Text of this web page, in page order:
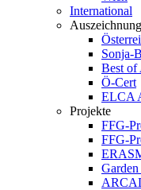
International
Sonja-
Best of
Ö-Cert
ELCA
Projekte
FFG-
FFG-